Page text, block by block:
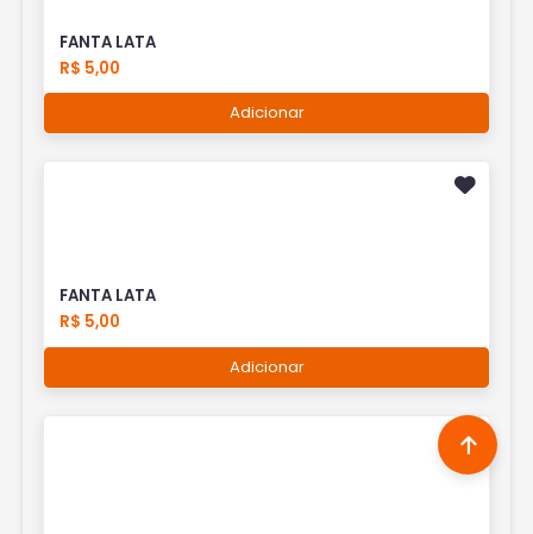
FANTA LATA
R$ 5,00
Adicionar
FANTA LATA
R$ 5,00
Adicionar